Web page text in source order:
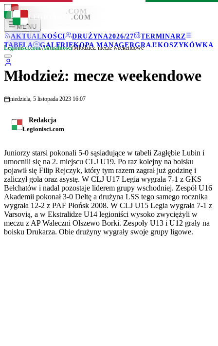
LEGIONISCI .COM
MENU
AKTUALNOŚCI
DRUŻYNA2026/27
TERMINARZ
TABELA
GALERIEKOPA MANAGERGRAJ!KOSZYKÓWKA
LEGIONISCI .COM
Legionisci.com/Aktualności/Młodzież: mecze weekendowe
Młodzież: mecze weekendowe
niedziela, 5 listopada 2023 16:07
Redakcja
Legionisci.com
Juniorzy starsi pokonali 5-0 sąsiadujące w tabeli Zagłębie Lubin i
umocnili się na 2. miejscu CLJ U19. Po raz kolejny na boisku
pojawił się Filip Rejczyk, który tym razem zagrał już godzinę i
zaliczył gola oraz asystę. W CLJ U17 Legia wygrała 7-1 z GKS
Bełchatów i nadal pozostaje liderem grupy wschodniej. Zespół U16
Akademii pokonał 3-0 Deltę a drużyna LSS tego samego rocznika
wygrała 12-2 z PAF Płońsk 2008. W CLJ U15 Legia wygrała 7-1 z
Varsovią, a w Ekstralidze U14 legioniści wysoko zwyciężyli w
meczu z AP Waleczni Olszewo Borki. Zespoły U13 i U12 grały na
boisku Drukarza. Obie drużyny wygrały swoje grupy ligowe.